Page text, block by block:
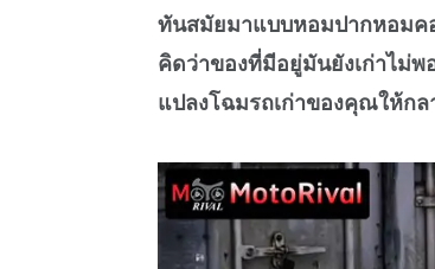
ทันสมัยมาแบบหอมปากหอมค
คิดว่าของที่มีอยู่มันยังเก่าไม่
แปลงโฉมรถเก่าของคุณให้ก